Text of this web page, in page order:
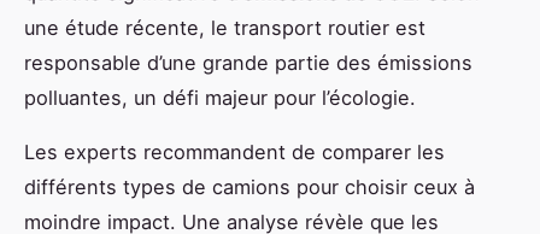
une étude récente, le transport routier est
responsable d’une grande partie des émissions
polluantes, un défi majeur pour l’écologie.
Les experts recommandent de comparer les
différents types de camions pour choisir ceux à
moindre impact. Une analyse révèle que les